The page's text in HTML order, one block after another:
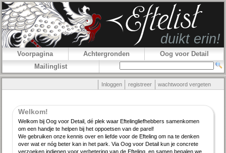
Voorpagina Achtergronden
Oog voor Detail
Mailinglist
Inloggen registreer wachtwoord vergeten
Welkom!
Welkom bij Oog voor Detail, dé plek waar Efteling­lief­hebbers samenkomen
om een handje te helpen bij het oppoetsen van de parel!
We gebruiken onze kennis over en liefde voor de Efteling om na te denken
over wat er nóg beter kan in het park. Via Oog voor Detail kun je concrete
verzoeken indienen voor verbe­tering van de Efteling, en samen bepalen we